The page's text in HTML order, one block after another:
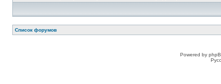
Список форумов
Powered by